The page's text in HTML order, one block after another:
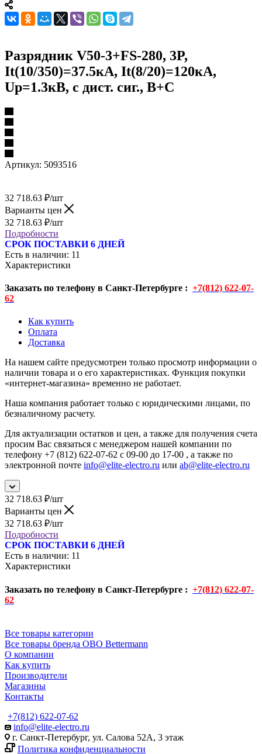
Разрядник V50-3+FS-280, 3P,
It(10/350)=37.5кА, It(8/20)=120кА,
Up=1.3кВ, с дист. сиг., B+C
Артикул: 5093516
32 718.63 ₽/шт
Варианты цен
32 718.63 ₽/шт
Подробности
СРОК ПОСТАВКИ 6 ДНЕЙ
Есть в наличии: 11
Характеристики
Заказать по телефону в Санкт-Петербурге : +7(812) 622-07-
62
Как купить
Оплата
Доставка
На нашем сайте предусмотрен только просмотр информации о
наличии товара и о его характеристиках. Функция покупки
«интернет-магазина» временно не работает.
Наша компания работает только с юридическими лицами, по
безналичному расчету.
Для актуализации остатков и цен, а также для получения счета
просим Вас связаться с менеджером нашей компании по
телефону +7 (812) 622-07-62 с 09-00 до 17-00 , а также по
электронной почте info@elite-electro.ru или ab@elite-electro.ru
32 718.63 ₽/шт
Варианты цен
32 718.63 ₽/шт
Подробности
СРОК ПОСТАВКИ 6 ДНЕЙ
Есть в наличии: 11
Характеристики
Заказать по телефону в Санкт-Петербурге : +7(812) 622-07-
62
Все товары категории
Все товары бренда OBO Bettermann
О компании
Как купить
Производители
Магазины
Контакты
+7(812) 622-07-62
info@elite-electro.ru
г. Санкт-Петербург, ул. Салова 52А, 3 этаж
Политика конфиденциальности